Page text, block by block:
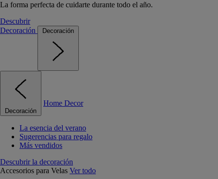
La forma perfecta de cuidarte durante todo el año.
Descubrir
Decoración
Decoración
Decoración
Home Decor
La esencia del verano
Sugerencias para regalo
Más vendidos
Descubrir la decoración
Accesorios para Velas Ver todo